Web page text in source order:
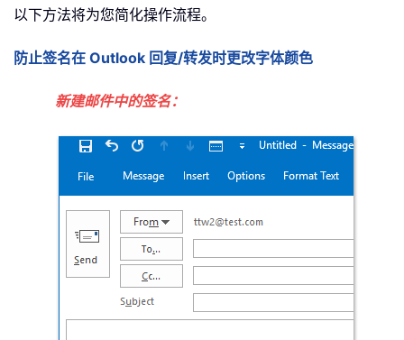
以下方法将为您简化操作流程。
防止签名在 Outlook 回复/转发时更改字体颜色
新建邮件中的签名：